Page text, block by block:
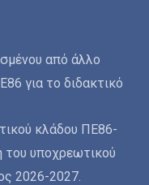
από άλλο
για το διδακτικό
κλάδου ΠΕ86-
υποχρεωτικού
2026-2027.